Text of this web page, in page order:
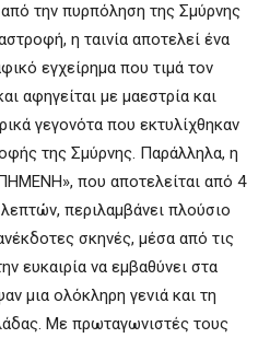
την πυρπόληση της Σμύρνης
η ταινία αποτελεί ένα
εγχείρημα που τιμά τον
αφηγείται με μαεστρία και
γεγονότα που εκτυλίχθηκαν
της Σμύρνης. Παράλληλα, η
που αποτελείται από 4
περιλαμβάνει πλούσιο
σκηνές, μέσα από τις
ευκαιρία να εμβαθύνει στα
μια ολόκληρη γενιά και τη
Με πρωταγωνιστές τους